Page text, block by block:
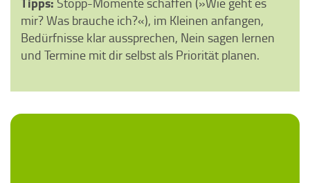
mir? Was brauche ich?«), im Kleinen anfangen,
Bedürfnisse klar aussprechen, Nein sagen lernen
und Termine mit dir selbst als Priorität planen.